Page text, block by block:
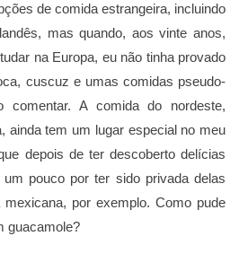
de comida estrangeira, incluindo
mas quando, aos vinte anos,
na Europa, eu não tinha provado
cuscuz e umas comidas pseudo-
comentar. A comida do nordeste,
ainda tem um lugar especial no meu
depois de ter descoberto delícias
pouco por ter sido privada delas
por exemplo. Como pude
guacamole?